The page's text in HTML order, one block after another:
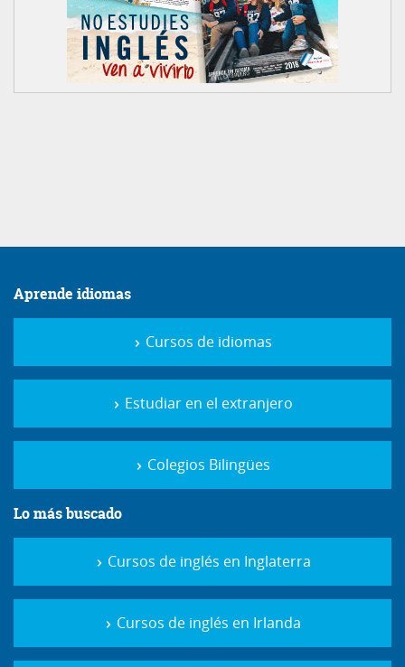
Aprende idiomas
Cursos de idiomas
Estudiar en el extranjero
Colegios Bilingües
Lo más buscado
Cursos de inglés en Inglaterra
Cursos de inglés en Irlanda